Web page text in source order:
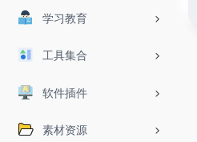
学习教育
工具集合
软件插件
素材资源